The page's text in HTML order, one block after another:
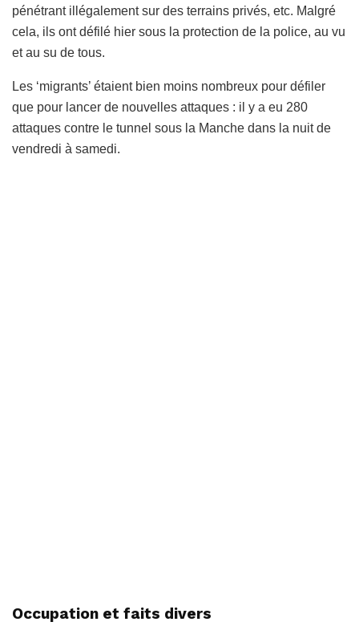
pénétrant illégalement sur des terrains privés, etc. Malgré
cela, ils ont défilé hier sous la protection de la police, au vu
et au su de tous.
Les ‘migrants’ étaient bien moins nombreux pour défiler
que pour lancer de nouvelles attaques : il y a eu 280
attaques contre le tunnel sous la Manche dans la nuit de
vendredi à samedi.
Occupation et faits divers